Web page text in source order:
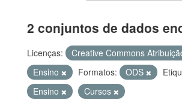
2 conjuntos de dados
Licenças: Creative Commons
Ensino
Formatos: ODS
Ensino
Cursos